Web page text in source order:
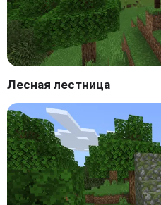
Лесная лестница